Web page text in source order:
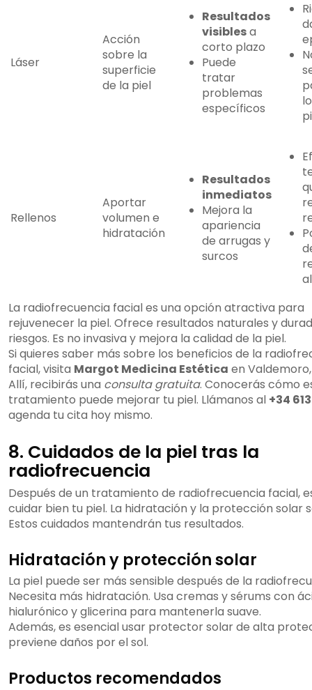
Láser
Acción
sobre la
superficie
de la piel
Resultados
visiblesa
corto plazo
Puede
tratar
problemas
específicos
Rellenos
Aportar
volumen e
hidratación
Resultados
inmediatos
Mejora la
apariencia
de arrugas y
surcos
La radiofrecuencia facial es una opción atractiva para
rejuvenecer la piel. Ofrece resultados naturales y
riesgos. Es no invasiva y mejora la calidad de la piel.
Si quieres saber más sobre los beneficios de la
facial, visita Margot Medicina Estética en
Allí, recibirás una consulta gratuita. Conocerás cómo
tratamiento puede mejorar tu piel. Llámanos al +34
agenda tu cita hoy mismo.
8. Cuidados de la piel tras la
radiofrecuencia
Después de un tratamiento de radiofrecuencia facial,
cuidar bien tu piel. La hidratación y la protección solar
Estos cuidados mantendrán tus resultados.
Hidratación y protección solar
La piel puede ser más sensible después de la
Necesita más hidratación. Usa cremas y sérums con
hialurónico y glicerina para mantenerla suave.
Además, es esencial usar protector solar de alta
previene daños por el sol.
Productos recomendados